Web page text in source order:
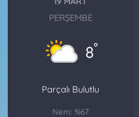
PERŞEMBE
8°
Parçalı Bulutlu
Nem: %67